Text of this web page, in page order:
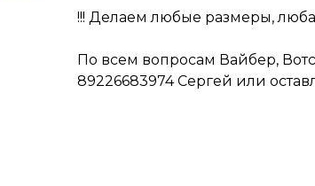
!!! Делаем любые размеры,
По всем вопросам Вайбер,
89226683974 Сергей или